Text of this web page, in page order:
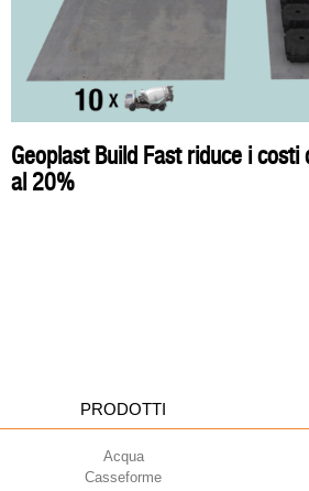
Geoplast Build Fast riduce i
al 20%
PRODOTTI
Acqua
Casseforme